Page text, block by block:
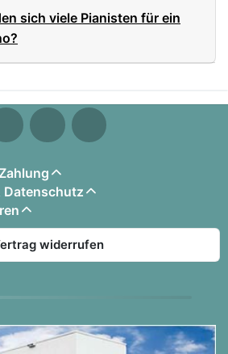
sich viele Pianisten für ein
Datenschutz
widerrufen